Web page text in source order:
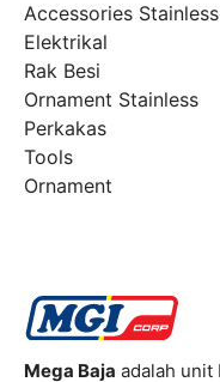
Accessories Stainless
Elektrikal
Rak Besi
Ornament Stainless
Perkakas
Tools
Ornament
Mega Baja adalah unit